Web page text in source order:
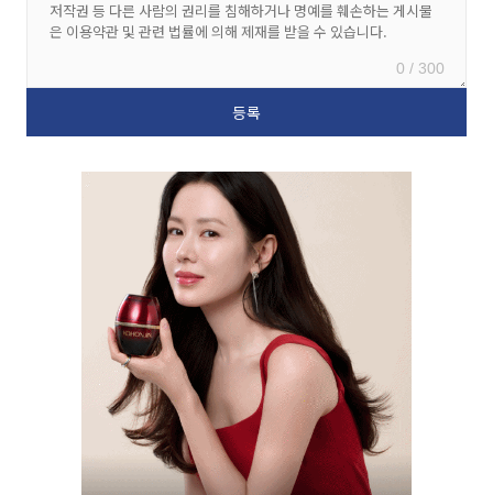
0 / 300